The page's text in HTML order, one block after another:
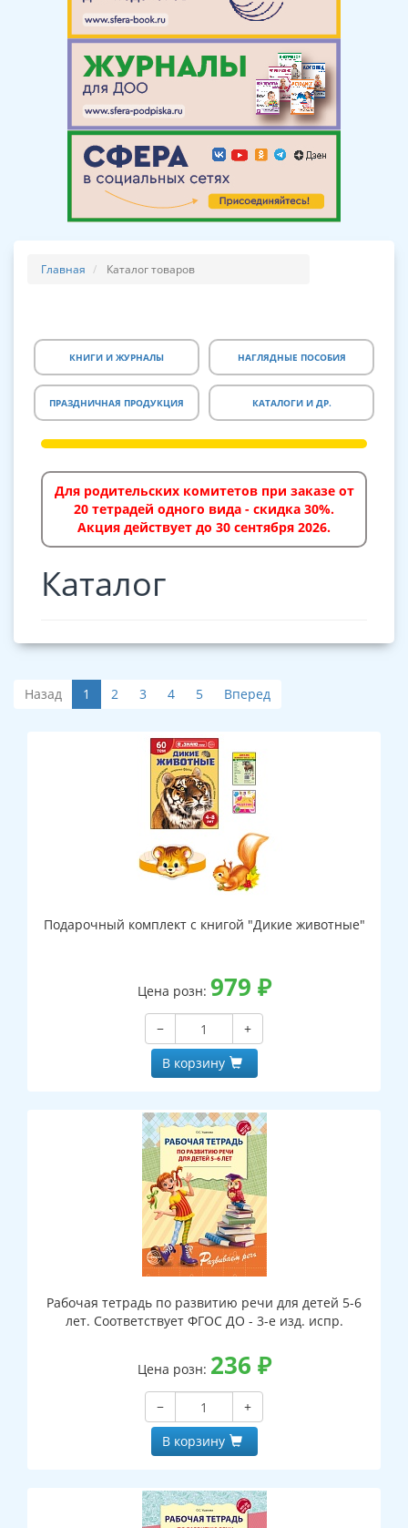
Главная Каталог товаров
КНИГИ И ЖУРНАЛЫ НАГЛЯДНЫЕ ПОСОБИЯ
ПРАЗДНИЧНАЯ ПРОДУКЦИЯ КАТАЛОГИ И ДР.
Для родительских комитетов при заказе от
20 тетрадей одного вида - скидка 30%.
Акция действует до 30 сентября 2026.
Каталог
Назад 1 2 3 4 5 Вперед
Подарочный комплект с книгой "Дикие животные"
Цена розн: 979 ₽
−
+
В корзину
Рабочая тетрадь по развитию речи для детей 5-6
лет. Соответствует ФГОС ДО - 3-е изд. испр.
Цена розн: 236 ₽
−
+
В корзину